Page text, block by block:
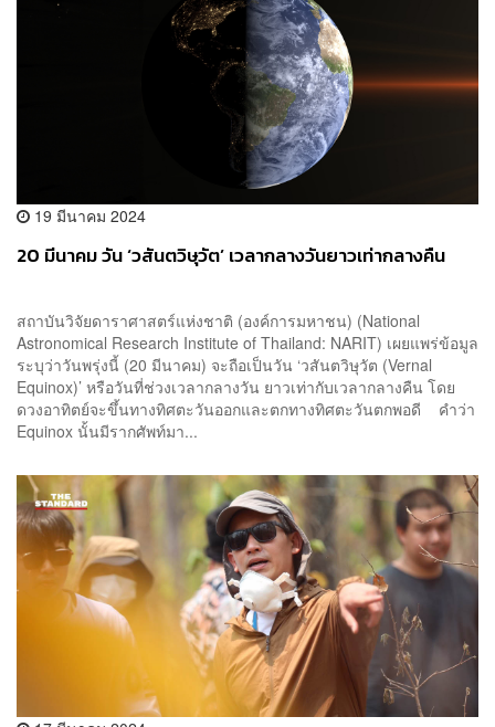
19 มีนาคม 2024
20 มีนาคม วัน ‘วสันตวิษุวัต’ เวลากลางวันยาวเท่ากลางคืน
สถาบันวิจัยดาราศาสตร์แห่งชาติ (องค์การมหาชน) (National
Astronomical Research Institute of Thailand: NARIT) เผยแพร่ข้อมูล
ระบุว่าวันพรุ่งนี้ (20 มีนาคม) จะถือเป็นวัน ‘วสันตวิษุวัต (Vernal
Equinox)’ หรือวันที่ช่วงเวลากลางวัน ยาวเท่ากับเวลากลางคืน โดย
ดวงอาทิตย์จะขึ้นทางทิศตะวันออกและตกทางทิศตะวันตกพอดี คำว่า
Equinox นั้นมีรากศัพท์มา...